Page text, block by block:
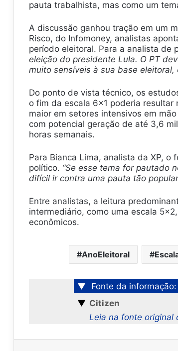
pauta trabalhista, mas como um
A discussão ganhou tração em um
Risco, do Infomoney, analistas
período eleitoral. Para a analista de
eleição do presidente Lula. O PT
muito sensíveis à sua base
Do ponto de vista técnico, os
o fim da escala 6×1 poderia
maior em setores intensivos em
com potencial geração de até 3,6
horas semanais.
Para Bianca Lima, analista da XP,
político. “Se esse tema for pautado
difícil ir contra uma pauta tão
Entre analistas, a leitura
intermediário, como uma escala
econômicos.
AnoEleitoral
▼
Fonte da informação:
▼ Citizen
Leia na fonte original